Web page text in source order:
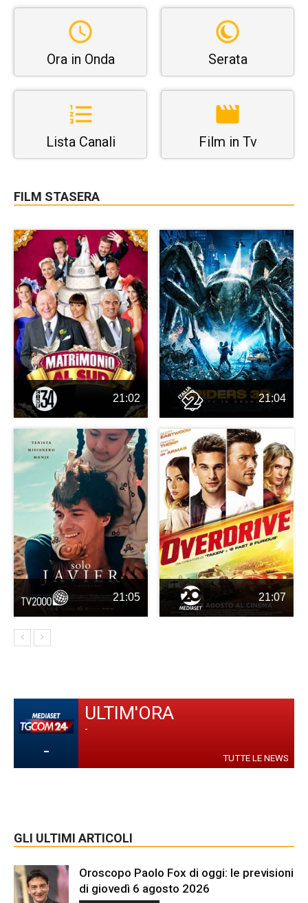
Ora in Onda Serata
Lista Canali Film in Tv
FILM STASERA
21:02 21:04
21:05 21:07
-
ULTIM'ORA
-
TUTTE LE NEWS
GLI ULTIMI ARTICOLI
Oroscopo Paolo Fox di oggi: le previsioni
di giovedì 6 agosto 2026